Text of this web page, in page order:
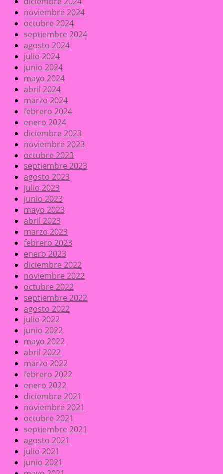
noviembre 2024
octubre 2024
septiembre 2024
agosto 2024
julio 2024
junio 2024
mayo 2024
abril 2024
marzo 2024
febrero 2024
enero 2024
diciembre 2023
noviembre 2023
octubre 2023
septiembre 2023
agosto 2023
julio 2023
junio 2023
mayo 2023
abril 2023
marzo 2023
febrero 2023
enero 2023
diciembre 2022
noviembre 2022
octubre 2022
septiembre 2022
agosto 2022
julio 2022
junio 2022
mayo 2022
abril 2022
marzo 2022
febrero 2022
enero 2022
diciembre 2021
noviembre 2021
octubre 2021
septiembre 2021
agosto 2021
julio 2021
junio 2021